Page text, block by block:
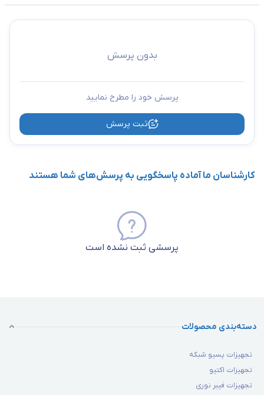
بدون پرسش
پرسش خود را مطرح نمایید
ثبت پرسش
کارشناسان ما آماده پاسخگویی به پرسش‌های شما هستند
پرسشی ثبت نشده است
دسته‌بندی محصولات
تجهیزات پسیو شبکه
تجهیزات اکتیو
تجهیزات فیبر نوری